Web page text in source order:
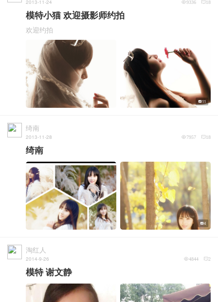
2013-11-24 18
9336
模特小猫 欢迎摄影师约拍
欢迎约拍
11
绮南
2013-11-28 18
7957
绮南
4
淘红人
2014-9-26 2
4844
模特 谢文静